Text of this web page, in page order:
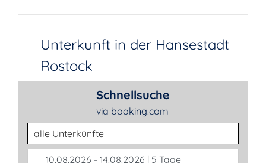
Unterkunft in der Hansestadt
Rostock
Schnellsuche
via booking.com
Unterkunftsart
10.08.2026 - 14.08.2026 | 5 Tage